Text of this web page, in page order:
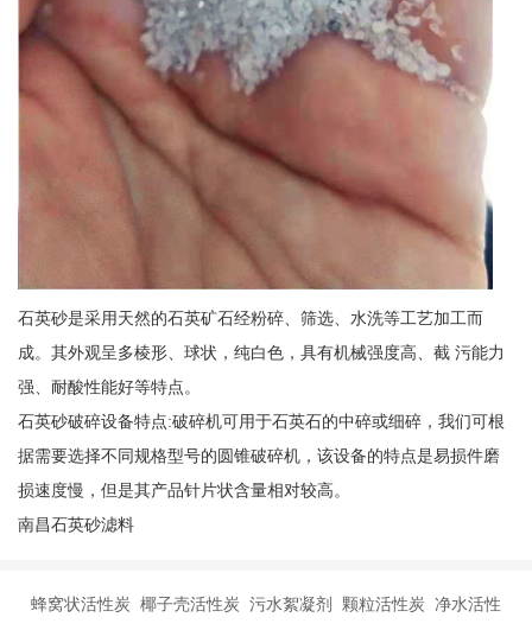
石英砂是采用天然的石英矿石经粉碎、筛选、水洗等工艺加工而
成。其外观呈多棱形、球状，纯白色，具有机械强度高、截 污能力
强、耐酸性能好等特点。
石英砂破碎设备特点:破碎机可用于石英石的中碎或细碎，我们可根
据需要选择不同规格型号的圆锥破碎机，该设备的特点是易损件磨
损速度慢，但是其产品针片状含量相对较高。
南昌石英砂滤料
蜂窝状活性炭 椰子壳活性炭 污水絮凝剂 颗粒活性炭 净水活性